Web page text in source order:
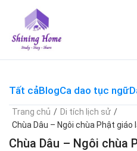
content
Tất cảBlogCa dao tục ngữ
Trang chủ / Di tích lịch sử /
Chùa Dâu – Ngôi chùa Phật
Chùa Dâu – Ngôi chùa